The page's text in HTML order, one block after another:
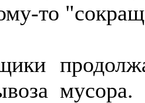
то
мусора.